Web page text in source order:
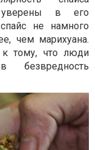
уверены в его
не намного
чем марихуана.
к тому, что люди
безвредность